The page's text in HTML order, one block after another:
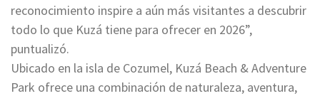
reconocimiento inspire a aún más visitantes a descubrir
todo lo que Kuzá tiene para ofrecer en 2026”,
puntualizó.
Ubicado en la isla de Cozumel, Kuzá Beach & Adventure
Park ofrece una combinación de naturaleza, aventura,